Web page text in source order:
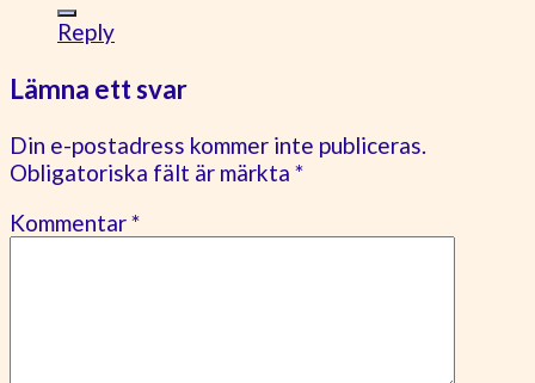
Reply
Lämna ett svar
Din e-postadress kommer inte publiceras.
Obligatoriska fält är märkta *
Kommentar*